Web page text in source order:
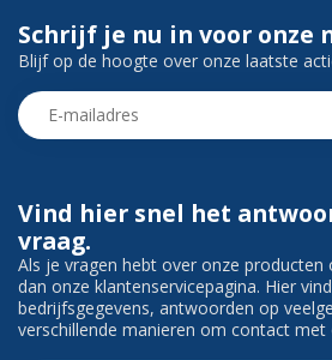
Vind hier snel het
vraag.
Als je vragen hebt over onze
dan onze klantenservicepagina. Hier
bedrijfsgegevens, antwoorden op
verschillende manieren om contact met
Schrijf je nu in voor onze
Blijf op de hoogte over onze laatste